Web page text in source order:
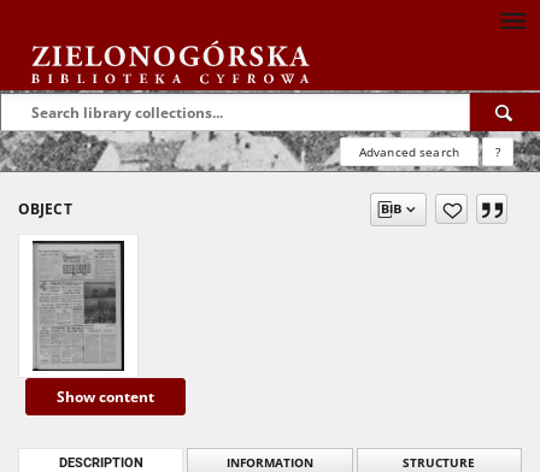
Advanced search ?
OBJECT
Show content
DESCRIPTION INFORMATION STRUCTURE